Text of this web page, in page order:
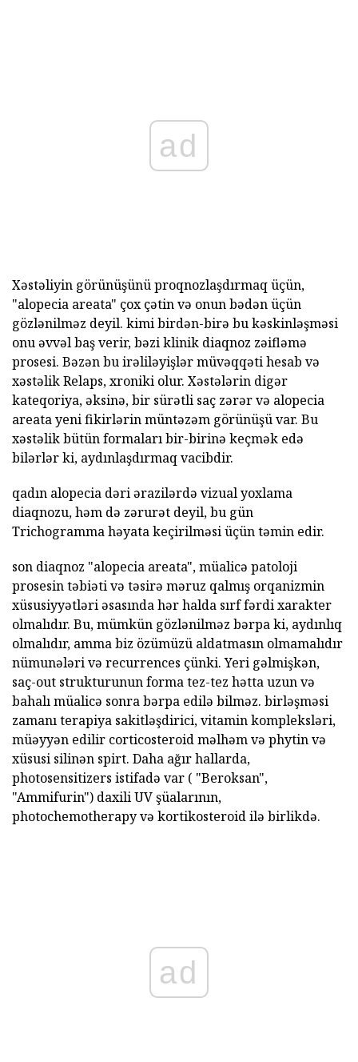
ad
Xəstəliyin görünüşünü proqnozlaşdırmaq üçün,
"alopecia areata" çox çətin və onun bədən üçün
gözlənilməz deyil. kimi birdən-birə bu kəskinləşməsi
onu əvvəl baş verir, bəzi klinik diaqnoz zəifləmə
prosesi. Bəzən bu irəliləyişlər müvəqqəti hesab və
xəstəlik Relaps, xroniki olur. Xəstələrin digər
kateqoriya, əksinə, bir sürətli saç zərər və alopecia
areata yeni fikirlərin müntəzəm görünüşü var. Bu
xəstəlik bütün formaları bir-birinə keçmək edə
bilərlər ki, aydınlaşdırmaq vacibdir.
qadın alopecia dəri ərazilərdə vizual yoxlama
diaqnozu, həm də zərurət deyil, bu gün
Trichogramma həyata keçirilməsi üçün təmin edir.
son diaqnoz "alopecia areata", müalicə patoloji
prosesin təbiəti və təsirə məruz qalmış orqanizmin
xüsusiyyətləri əsasında hər halda sırf fərdi xarakter
olmalıdır. Bu, mümkün gözlənilməz bərpa ki, aydınlıq
olmalıdır, amma biz özümüzü aldatmasın olmamalıdır
nümunələri və recurrences çünki. Yeri gəlmişkən,
saç-out strukturunun forma tez-tez hətta uzun və
bahalı müalicə sonra bərpa edilə bilməz. birləşməsi
zamanı terapiya sakitləşdirici, vitamin kompleksləri,
müəyyən edilir corticosteroid məlhəm və phytin və
xüsusi silinən spirt. Daha ağır hallarda,
photosensitizers istifadə var ( "Beroksan",
"Ammifurin") daxili UV şüalarının,
photochemotherapy və kortikosteroid ilə birlikdə.
ad